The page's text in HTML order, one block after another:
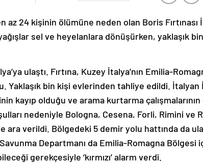
az 24 kişinin ölümüne neden olan Boris Fırtınası
sel ve heyelanlara dönüşürken, yaklaşık
ulaştı. Fırtına, Kuzey İtalya’nın Emilia-
Yaklaşık bin kişi evlerinden tahliye edildi. İtalyan
kayıp olduğu ve arama kurtarma
nedeniyle Bologna, Cesena, Forli, Rimini ve
ara verildi. Bölgedeki 5 demir yolu hattında da
Departmanı da Emilia-Romagna Bölgesi
gerekçesiyle ‘kırmızı’ alarm verdi.